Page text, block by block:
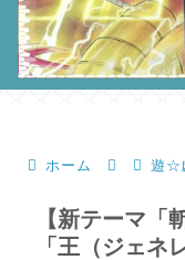
ホーム 遊☆
【新テーマ「
「王（ジェネ